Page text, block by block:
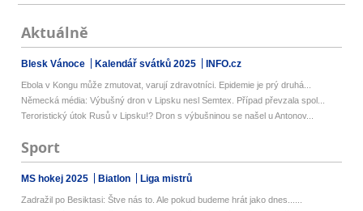
Aktuálně
Blesk Vánoce Kalendář svátků 2025 INFO.cz
Ebola v Kongu může zmutovat, varují zdravotníci. Epidemie je prý druhá...
Německá média: Výbušný dron v Lipsku nesl Semtex. Případ převzala spol...
Teroristický útok Rusů v Lipsku!? Dron s výbušninou se našel u Antonov...
Sport
MS hokej 2025 Biatlon Liga mistrů
Zadražil po Besiktasi: Štve nás to. Ale pokud budeme hrát jako dnes......